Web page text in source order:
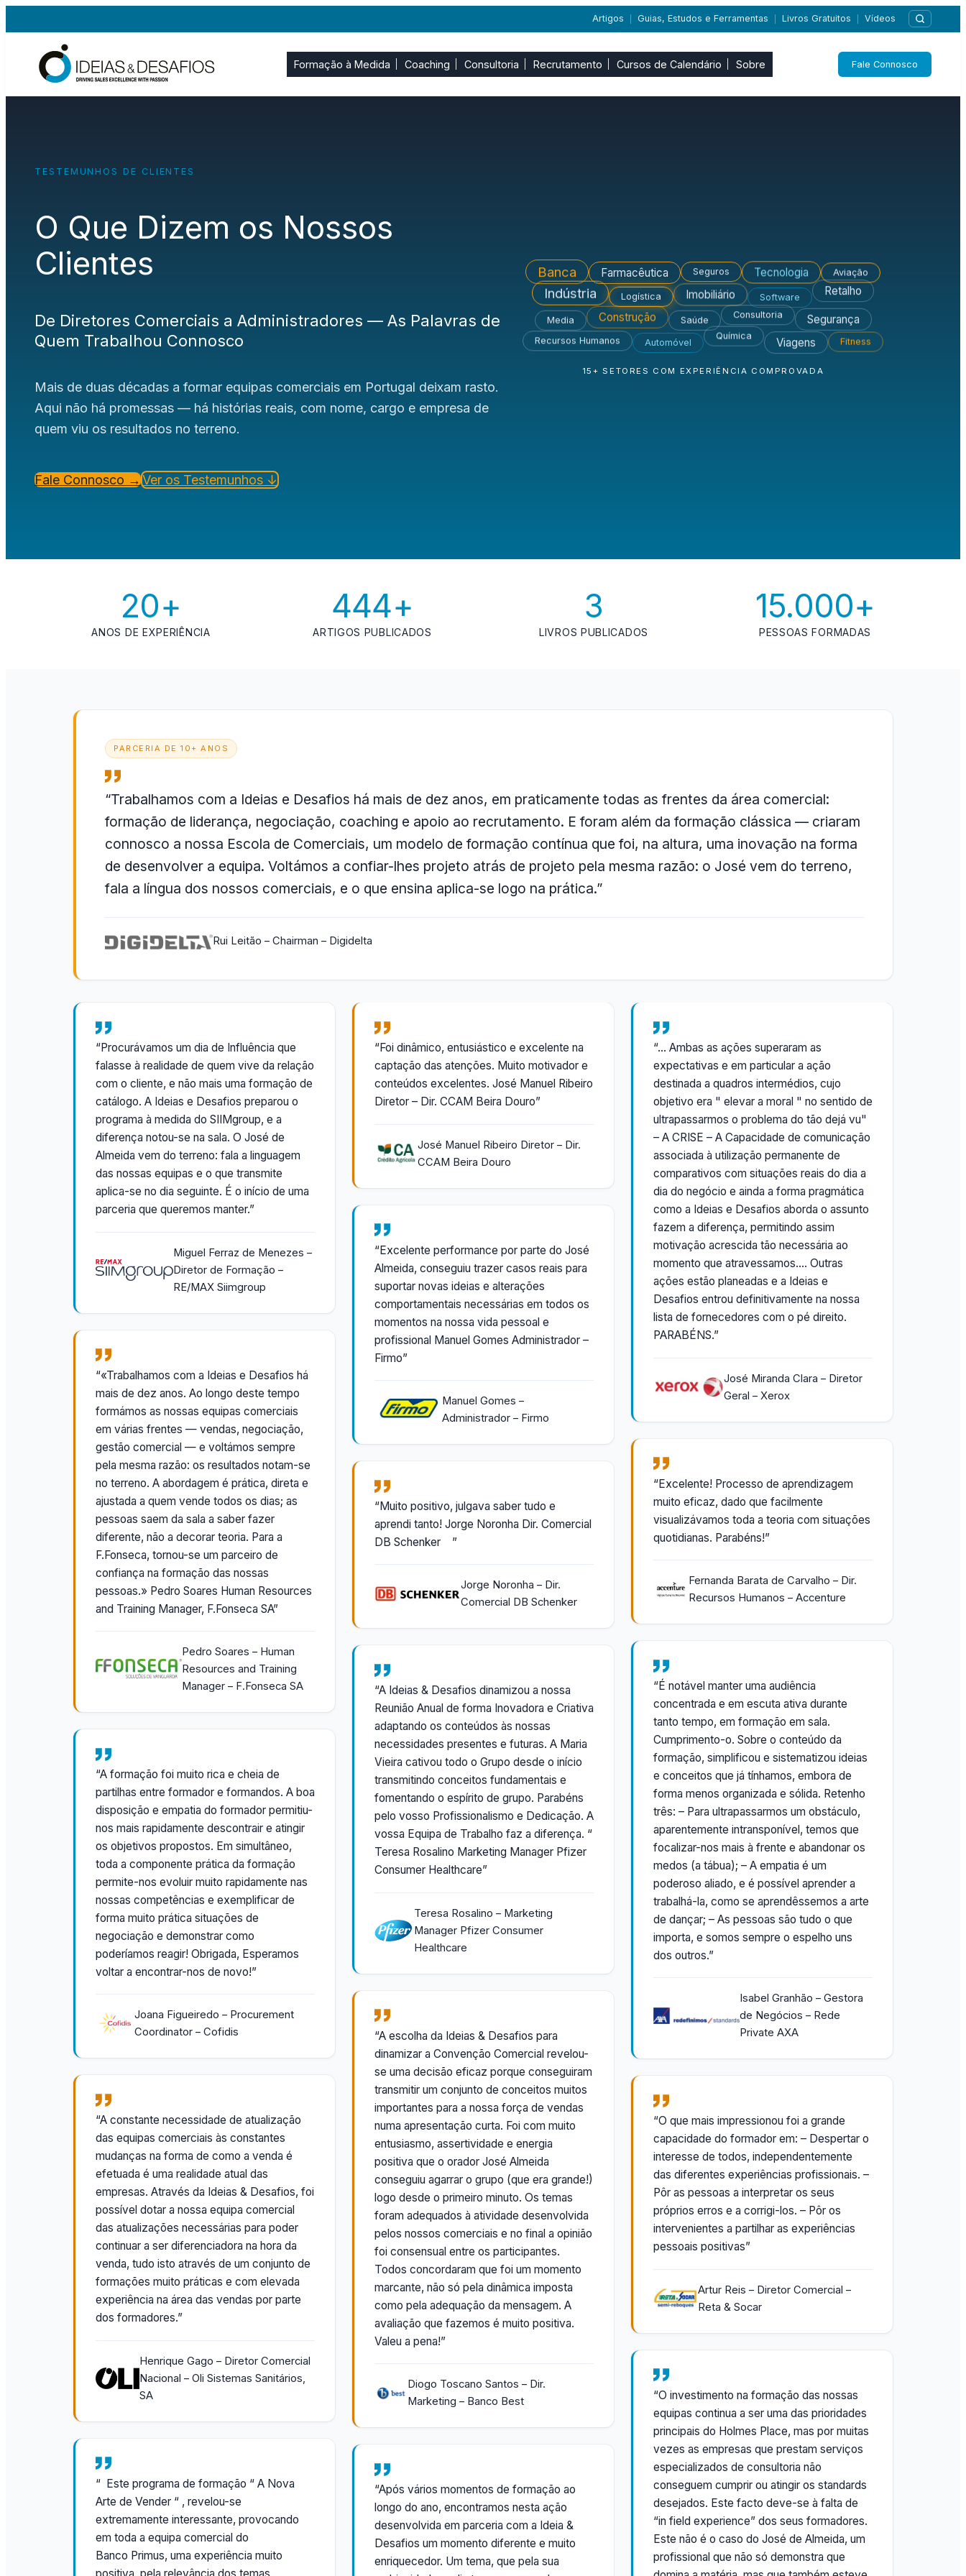
para
conteúdo
Artigos Guias, Estudos e Ferramentas Livros Gratuitos Vídeos
Formação à Medida Coaching Consultoria Recrutamento Cursos de Calendário Sobre Fale Connosco
TESTEMUNHOS DE CLIENTES
O Que Dizem os Nossos
Clientes
De Diretores Comerciais a Administradores — As Palavras de
Quem Trabalhou Connosco
Mais de duas décadas a formar equipas comerciais em Portugal deixam rasto.
Aqui não há promessas — há histórias reais, com nome, cargo e empresa de
quem viu os resultados no terreno.
Fale Connosco →Ver os Testemunhos ↓
Banca Farmacêutica Seguros Tecnologia Aviação
Indústria Logística Imobiliário Software Retalho
Media Construção Saúde Consultoria
Segurança
Recursos Humanos Automóvel
Química
Viagens Fitness
15+ SETORES COM EXPERIÊNCIA COMPROVADA
20+
ANOS DE EXPERIÊNCIA
444+
ARTIGOS PUBLICADOS
3
LIVROS PUBLICADOS
15.000+
PESSOAS FORMADAS
PARCERIA DE 10+ ANOS
“Trabalhamos com a Ideias e Desafios há mais de dez anos, em praticamente todas as frentes da área comercial:
formação de liderança, negociação, coaching e apoio ao recrutamento. E foram além da formação clássica — criaram
connosco a nossa Escola de Comerciais, um modelo de formação contínua que foi, na altura, uma inovação na forma
de desenvolver a equipa. Voltámos a confiar-lhes projeto atrás de projeto pela mesma razão: o José vem do terreno,
fala a língua dos nossos comerciais, e o que ensina aplica-se logo na prática.”
Rui Leitão – Chairman – Digidelta
“Procurávamos um dia de Influência que
falasse à realidade de quem vive da relação
com o cliente, e não mais uma formação de
catálogo. A Ideias e Desafios preparou o
programa à medida do SIIMgroup, e a
diferença notou-se na sala. O José de
Almeida vem do terreno: fala a linguagem
das nossas equipas e o que transmite
aplica-se no dia seguinte. É o início de uma
parceria que queremos manter.”
Miguel Ferraz de Menezes –
Diretor de Formação –
RE/MAX Siimgroup
“«Trabalhamos com a Ideias e Desafios há
mais de dez anos. Ao longo deste tempo
formámos as nossas equipas comerciais
em várias frentes — vendas, negociação,
gestão comercial — e voltámos sempre
pela mesma razão: os resultados notam-se
no terreno. A abordagem é prática, direta e
ajustada a quem vende todos os dias; as
pessoas saem da sala a saber fazer
diferente, não a decorar teoria. Para a
F.Fonseca, tornou-se um parceiro de
confiança na formação das nossas
pessoas.» Pedro Soares Human Resources
and Training Manager, F.Fonseca SA”
Pedro Soares – Human
Resources and Training
Manager – F.Fonseca SA
“A formação foi muito rica e cheia de
partilhas entre formador e formandos. A boa
disposição e empatia do formador permitiu-
nos mais rapidamente descontrair e atingir
os objetivos propostos. Em simultâneo,
toda a componente prática da formação
permite-nos evoluir muito rapidamente nas
nossas competências e exemplificar de
forma muito prática situações de
negociação e demonstrar como
poderíamos reagir! Obrigada, Esperamos
voltar a encontrar-nos de novo!”
Joana Figueiredo – Procurement
Coordinator – Cofidis
“A constante necessidade de atualização
das equipas comerciais às constantes
mudanças na forma de como a venda é
efetuada é uma realidade atual das
empresas. Através da Ideias & Desafios, foi
possível dotar a nossa equipa comercial
das atualizações necessárias para poder
continuar a ser diferenciadora na hora da
venda, tudo isto através de um conjunto de
formações muito práticas e com elevada
experiência na área das vendas por parte
dos formadores.”
Henrique Gago – Diretor Comercial
Nacional – Oli Sistemas Sanitários,
SA
“ Este programa de formação “ A Nova
Arte de Vender “ , revelou-se
extremamente interessante, provocando
em toda a equipa comercial do
Banco Primus, uma experiência muito
positiva, pela relevância dos temas
“Foi dinâmico, entusiástico e excelente na
captação das atenções. Muito motivador e
conteúdos excelentes. José Manuel Ribeiro
Diretor – Dir. CCAM Beira Douro”
José Manuel Ribeiro Diretor – Dir.
CCAM Beira Douro
“Excelente performance por parte do José
Almeida, conseguiu trazer casos reais para
suportar novas ideias e alterações
comportamentais necessárias em todos os
momentos na nossa vida pessoal e
profissional Manuel Gomes Administrador –
Firmo”
Manuel Gomes –
Administrador – Firmo
“Muito positivo, julgava saber tudo e
aprendi tanto! Jorge Noronha Dir. Comercial
DB Schenker ”
Jorge Noronha – Dir.
Comercial DB Schenker
“A Ideias & Desafios dinamizou a nossa
Reunião Anual de forma Inovadora e Criativa
adaptando os conteúdos às nossas
necessidades presentes e futuras. A Maria
Vieira cativou todo o Grupo desde o início
transmitindo conceitos fundamentais e
fomentando o espírito de grupo. Parabéns
pelo vosso Profissionalismo e Dedicação. A
vossa Equipa de Trabalho faz a diferença. “
Teresa Rosalino Marketing Manager Pfizer
Consumer Healthcare”
Teresa Rosalino – Marketing
Manager Pfizer Consumer
Healthcare
“A escolha da Ideias & Desafios para
dinamizar a Convenção Comercial revelou-
se uma decisão eficaz porque conseguiram
transmitir um conjunto de conceitos muitos
importantes para a nossa força de vendas
numa apresentação curta. Foi com muito
entusiasmo, assertividade e energia
positiva que o orador José Almeida
conseguiu agarrar o grupo (que era grande!)
logo desde o primeiro minuto. Os temas
foram adequados à atividade desenvolvida
pelos nossos comerciais e no final a opinião
foi consensual entre os participantes.
Todos concordaram que foi um momento
marcante, não só pela dinâmica imposta
como pela adequação da mensagem. A
avaliação que fazemos é muito positiva.
Valeu a pena!”
Diogo Toscano Santos – Dir.
Marketing – Banco Best
“Após vários momentos de formação ao
longo do ano, encontramos nesta ação
desenvolvida em parceria com a Ideia &
Desafios um momento diferente e muito
enriquecedor. Um tema, que pela sua
“… Ambas as ações superaram as
expectativas e em particular a ação
destinada a quadros intermédios, cujo
objetivo era " elevar a moral " no sentido de
ultrapassarmos o problema do tão dejá vu"
– A CRISE – A Capacidade de comunicação
associada à utilização permanente de
comparativos com situações reais do dia a
dia do negócio e ainda a forma pragmática
como a Ideias e Desafios aborda o assunto
fazem a diferença, permitindo assim
motivação acrescida tão necessária ao
momento que atravessamos…. Outras
ações estão planeadas e a Ideias e
Desafios entrou definitivamente na nossa
lista de fornecedores com o pé direito.
PARABÉNS.”
José Miranda Clara – Diretor
Geral – Xerox
“Excelente! Processo de aprendizagem
muito eficaz, dado que facilmente
visualizávamos toda a teoria com situações
quotidianas. Parabéns!”
Fernanda Barata de Carvalho – Dir.
Recursos Humanos – Accenture
“É notável manter uma audiência
concentrada e em escuta ativa durante
tanto tempo, em formação em sala.
Cumprimento-o. Sobre o conteúdo da
formação, simplificou e sistematizou ideias
e conceitos que já tínhamos, embora de
forma menos organizada e sólida. Retenho
três: – Para ultrapassarmos um obstáculo,
aparentemente intransponível, temos que
focalizar-nos mais à frente e abandonar os
medos (a tábua); – A empatia é um
poderoso aliado, e é possível aprender a
trabalhá-la, como se aprendêssemos a arte
de dançar; – As pessoas são tudo o que
importa, e somos sempre o espelho uns
dos outros.”
Isabel Granhão – Gestora
de Negócios – Rede
Private AXA
“O que mais impressionou foi a grande
capacidade do formador em: – Despertar o
interesse de todos, independentemente
das diferentes experiências profissionais. –
Pôr as pessoas a interpretar os seus
próprios erros e a corrigi-los. – Pôr os
intervenientes a partilhar as experiências
pessoais positivas”
Artur Reis – Diretor Comercial –
Reta & Socar
“O investimento na formação das nossas
equipas continua a ser uma das prioridades
principais do Holmes Place, mas por muitas
vezes as empresas que prestam serviços
especializados de consultoria não
conseguem cumprir ou atingir os standards
desejados. Este facto deve-se à falta de
“in field experience” dos seus formadores.
Este não é o caso do José de Almeida, um
profissional que não só demonstra que